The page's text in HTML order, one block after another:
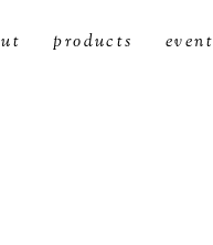
products event